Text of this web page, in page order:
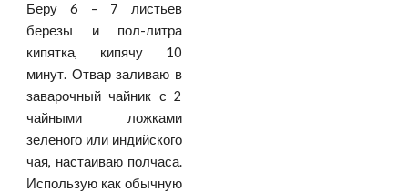
Беру 6 – 7 листьев
березы и пол-литра
кипятка, кипячу 10
минут. Отвар заливаю в
заварочный чайник с 2
чайными ложками
зеленого или индийского
чая, настаиваю полчаса.
Использую как обычную